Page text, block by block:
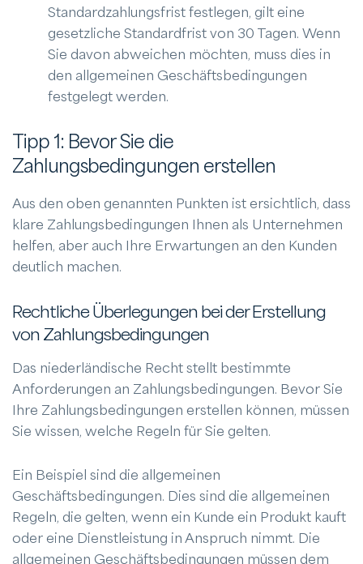
Standardzahlungsfrist festlegen, gilt eine
gesetzliche Standardfrist von 30 Tagen. Wenn
Sie davon abweichen möchten, muss dies in
den allgemeinen Geschäftsbedingungen
festgelegt werden.
Tipp 1: Bevor Sie die
Zahlungsbedingungen erstellen
Aus den oben genannten Punkten ist ersichtlich, dass
klare Zahlungsbedingungen Ihnen als Unternehmen
helfen, aber auch Ihre Erwartungen an den Kunden
deutlich machen.
Rechtliche Überlegungen bei der Erstellung
von Zahlungsbedingungen
Das niederländische Recht stellt bestimmte
Anforderungen an Zahlungsbedingungen. Bevor Sie
Ihre Zahlungsbedingungen erstellen können, müssen
Sie wissen, welche Regeln für Sie gelten.
Ein Beispiel sind die allgemeinen
Geschäftsbedingungen. Dies sind die allgemeinen
Regeln, die gelten, wenn ein Kunde ein Produkt kauft
oder eine Dienstleistung in Anspruch nimmt. Die
allgemeinen Geschäftsbedingungen müssen dem